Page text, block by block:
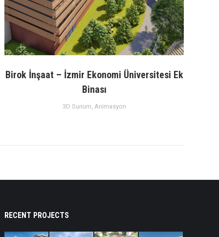
Birok İnşaat – İzmir Ekonomi Üniversitesi Ek
Binası
3D Sunum, Animasyon
RECENT PROJECTS